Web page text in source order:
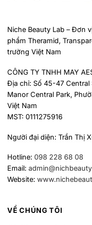
Niche Beauty Lab – Đơn
phẩm Theramid,
trường Việt Nam
CÔNG TY TNHH MAY
Địa chỉ: Số 45-47 Central
Manor Central Park,
Việt Nam
MST: 0111275916
Người đại diện: Trần Thị
Hotline: 098 228 68 08
Email:
Website:
VỀ CHÚNG TÔI